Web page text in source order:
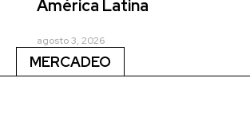
América Latina
agosto 3, 2026
MERCADEO